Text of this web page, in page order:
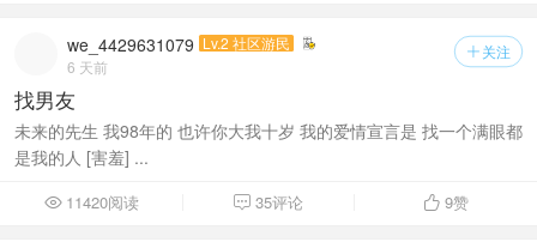
 关注
we_4429631079 Lv.2 社区游民
6 天前
找男友
未来的先生 我98年的 也许你大我十岁 我的爱情宣言是 找一个满眼都
是我的人 [害羞] ...
 11420阅读  35评论  9赞